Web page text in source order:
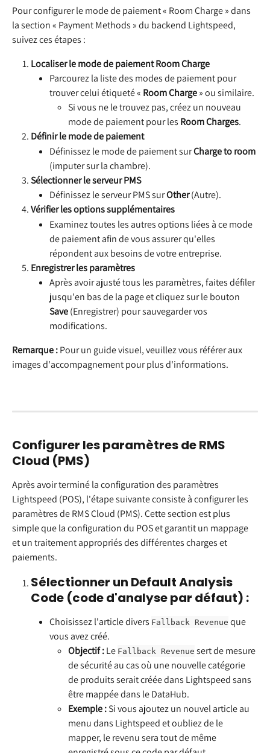
Pour configurer le mode de paiement « Room Charge » dans
la section « Payment Methods » du backend Lightspeed,
suivez ces étapes :
Localiser le mode de paiement Room Charge
Parcourez la liste des modes de paiement pour
trouver celui étiqueté « Room Charge » ou similaire.
Si vous ne le trouvez pas, créez un nouveau
mode de paiement pour les Room Charges.
Définir le mode de paiement
Définissez le mode de paiement sur Charge to room
(imputer sur la chambre).
Sélectionner le serveur PMS
Définissez le serveur PMS sur Other (Autre).
Vérifier les options supplémentaires
Examinez toutes les autres options liées à ce mode
de paiement afin de vous assurer qu'elles
répondent aux besoins de votre entreprise.
Enregistrer les paramètres
Après avoir ajusté tous les paramètres, faites défiler
jusqu'en bas de la page et cliquez sur le bouton
Save (Enregistrer) pour sauvegarder vos
modifications.
Remarque : Pour un guide visuel, veuillez vous référer aux
images d'accompagnement pour plus d'informations.
Configurer les paramètres de RMS
Cloud (PMS)
Après avoir terminé la configuration des paramètres
Lightspeed (POS), l'étape suivante consiste à configurer les
paramètres de RMS Cloud (PMS). Cette section est plus
simple que la configuration du POS et garantit un mappage
et un traitement appropriés des différentes charges et
paiements.
Sélectionner un Default Analysis
Code (code d'analyse par défaut) :
Choisissez l'article divers Fallback Revenue que
vous avez créé.
Objectif : Le Fallback Revenue sert de mesure
de sécurité au cas où une nouvelle catégorie
de produits serait créée dans Lightspeed sans
être mappée dans le DataHub.
Exemple : Si vous ajoutez un nouvel article au
menu dans Lightspeed et oubliez de le
mapper, le revenu sera tout de même